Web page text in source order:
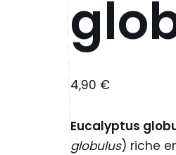
4,90 €
Eucalyptus
globulus) riche